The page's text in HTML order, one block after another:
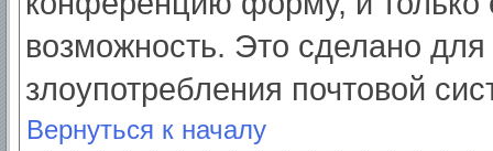
возможность. Это сделано для
злоупотребления почтовой
Вернуться к началу